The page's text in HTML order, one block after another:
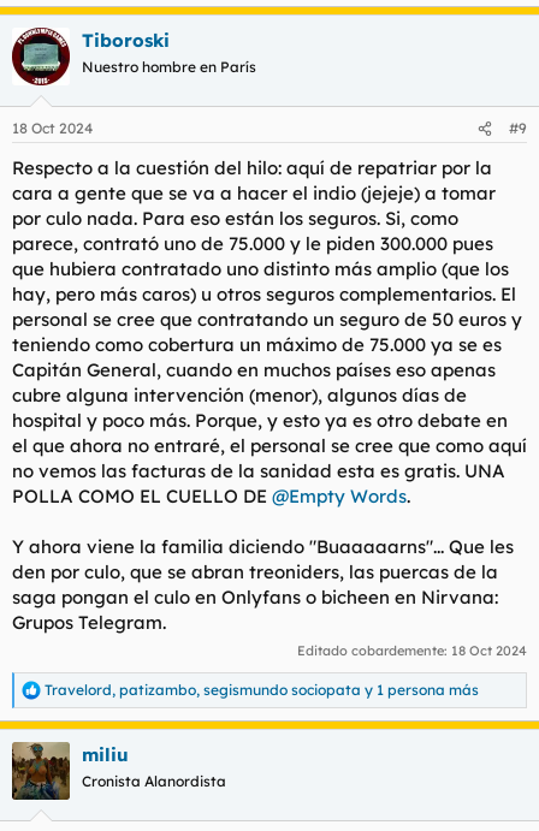
Tiboroski
Nuestro hombre en París
18 Oct 2024 #9
Respecto a la cuestión del hilo: aquí de repatriar por la
cara a gente que se va a hacer el indio (jejeje) a tomar
por culo nada. Para eso están los seguros. Si, como
parece, contrató uno de 75.000 y le piden 300.000 pues
que hubiera contratado uno distinto más amplio (que los
hay, pero más caros) u otros seguros complementarios. El
personal se cree que contratando un seguro de 50 euros y
teniendo como cobertura un máximo de 75.000 ya se es
Capitán General, cuando en muchos países eso apenas
cubre alguna intervención (menor), algunos días de
hospital y poco más. Porque, y esto ya es otro debate en
el que ahora no entraré, el personal se cree que como aquí
no vemos las facturas de la sanidad esta es gratis. UNA
POLLA COMO EL CUELLO DE @Empty Words.
Y ahora viene la familia diciendo "Buaaaaarns"... Que les
den por culo, que se abran treoniders, las puercas de la
saga pongan el culo en Onlyfans o bicheen en Nirvana:
Grupos Telegram.
Editado cobardemente: 18 Oct 2024
R
e
a
c
c
i
Travelord, patizambo, segismundo sociopata y 1 persona más
miliu
Cronista Alanordista